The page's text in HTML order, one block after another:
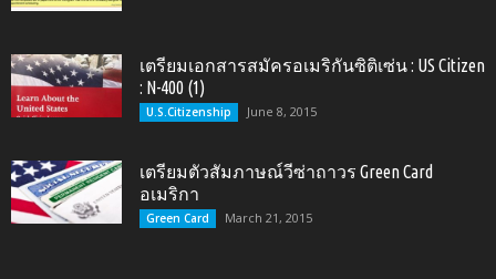
เตรียมเอกสารสมัครอเมริกันซิติเซ่น : US Citizen
: N-400 (1)
U.S.Citizenship June 8, 2015
เตรียมตัวสัมภาษณ์วีซ่าถาวร Green Card
อเมริกา
Green Card March 21, 2015